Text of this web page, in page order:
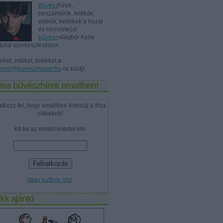
Bűvész hírek,
beszámolók, kritikák,
videók, kellékek a hazai
és nemzetközi
bűvészvilágból Kelle
szerkesztésében.
infókat, linkeket a
-ra küldj!
bűvészhírek emailben!
fel, hogy emailben értesülj a friss
cikkekről!
Írd be az emailcímedet ide:
Vagy kattints ide!
ajánló